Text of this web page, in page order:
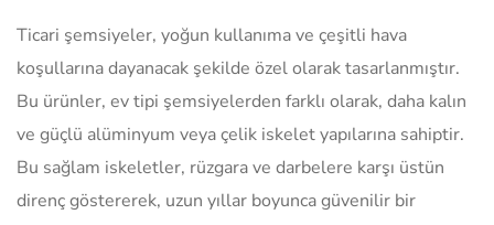
Ticari şemsiyeler, yoğun kullanıma ve çeşitli hava
koşullarına dayanacak şekilde özel olarak tasarlanmıştır.
Bu ürünler, ev tipi şemsiyelerden farklı olarak, daha kalın
ve güçlü alüminyum veya çelik iskelet yapılarına sahiptir.
Bu sağlam iskeletler, rüzgara ve darbelere karşı üstün
direnç göstererek, uzun yıllar boyunca güvenilir bir